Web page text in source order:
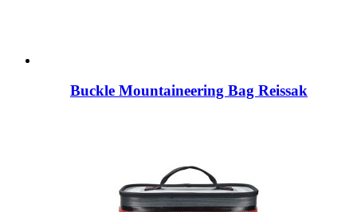
Buckle Mountaineering Bag Reissak